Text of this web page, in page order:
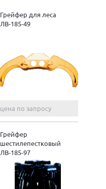
Грейфер для леса
ЛВ-185-49
цена по запросу
Грейфер
шестилепестковый
ЛВ-185-97